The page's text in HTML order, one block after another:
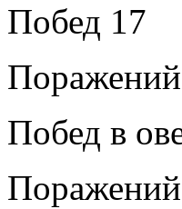
Побед 17
Поражений
Побед в